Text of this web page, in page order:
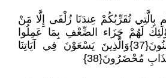
بِالَّتِي تُقَرِّبُكُمْ عِندَنَا زُلْفَى إِلَّا مَنْ
لَهُمْ جَزَاء الضِّعْفِ بِمَا عَمِلُوا
وَهُمْ فِي الْغُرُفَاتِ آمِنُونَ{37}وَالَّذِينَ يَسْعَوْنَ فِي آيَاتِنَا
مُحْضَرُونَ{38}